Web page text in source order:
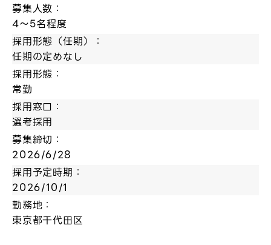
募集人数：
4～5名程度
採用形態（任期）：
任期の定めなし
採用形態：
常勤
採用窓口：
選考採用
募集締切：
2026/6/28
採用予定時期：
2026/10/1
勤務地：
東京都千代田区